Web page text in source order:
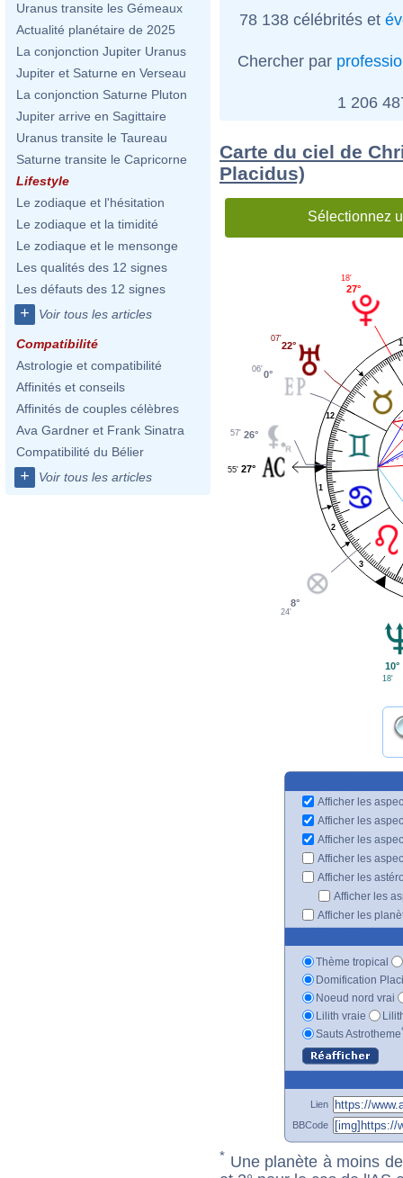
Uranus transite les Gémeaux
Actualité planétaire de 2025
La conjonction Jupiter Uranus
Jupiter et Saturne en Verseau
La conjonction Saturne Pluton
Jupiter arrive en Sagittaire
Uranus transite le Taureau
Saturne transite le Capricorne
Lifestyle
Le zodiaque et l'hésitation
Le zodiaque et la timidité
Le zodiaque et le mensonge
Les qualités des 12 signes
Les défauts des 12 signes
+ Voir tous les articles
Compatibilité
Astrologie et compatibilité
Affinités et conseils
Affinités de couples célèbres
Ava Gardner et Frank Sinatra
Compatibilité du Bélier
+ Voir tous les articles
78 138 célébrités et
Chercher par
1 206
Carte du ciel de
Placidus)
Sélectionnez
1
2
3
12
27°
18'
22°
07'
0°
06'
26°
57'
27°
55'
8°
24'
10°
18'
Afficher les
Afficher les
Afficher les
Afficher les
Afficher les
Afficher les
Afficher les
Thème tropical
Domification
Noeud nord vrai
Lilith vraie
Sauts Astrotheme
Lien
BBCode
* Une planète à moins